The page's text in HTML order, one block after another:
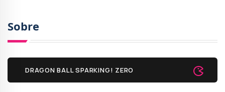
Sobre
DRAGON BALL SPARKING! ZERO